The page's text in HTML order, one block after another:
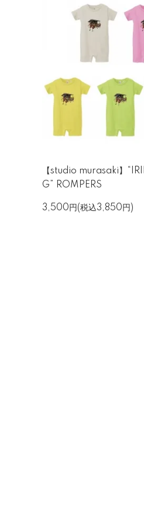
【studio murasaki】
G” ROMPERS
3,500円(税込3,850円)